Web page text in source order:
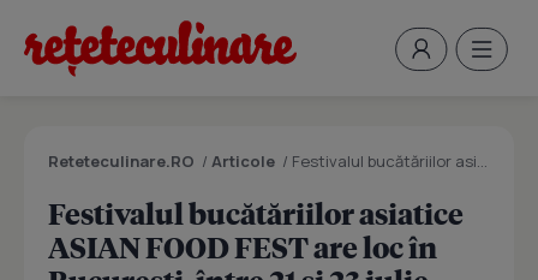
Reteteculinare.RO / Articole / Festivalul bucătăriilor asiatice ASIAN FOOD FEST are loc în București, între 21 și 23 iulie - Răsfăț culinar asiatic și sute de preparate din 15 țări, în Parcul Titan
Festivalul bucătăriilor asiatice
ASIAN FOOD FEST are loc în